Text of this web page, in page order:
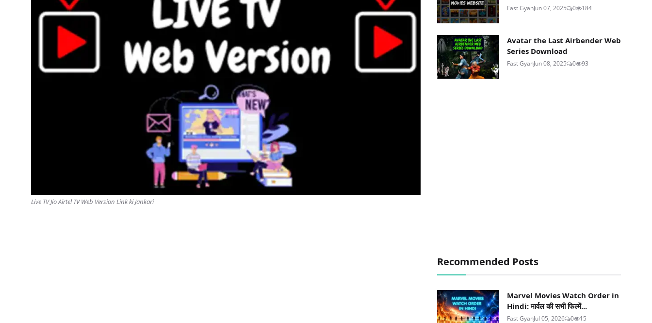
Live TV Jio Airtel TV Web Version Link ki Jankari
Fast GyanJun 07, 2025 0 184
Avatar the Last Airbender Web
Series Download
Fast GyanJun 08, 2025 0 93
Recommended Posts
Marvel Movies Watch Order in
Hindi: मार्वल की सभी फिल्में...
Fast GyanJul 05, 2026 0 15